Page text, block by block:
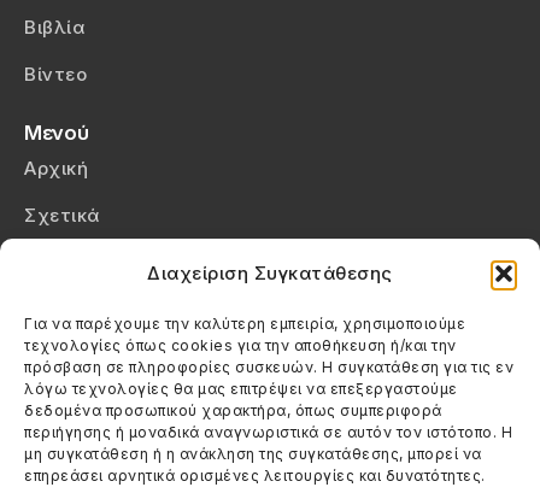
Διαχείριση Συγκατάθεσης
Για να παρέχουμε την καλύτερη εμπειρία, χρησιμοποιούμε
τεχνολογίες όπως cookies για την αποθήκευση ή/και την
πρόσβαση σε πληροφορίες συσκευών. Η συγκατάθεση για τις εν
λόγω τεχνολογίες θα μας επιτρέψει να επεξεργαστούμε
δεδομένα προσωπικού χαρακτήρα, όπως συμπεριφορά
περιήγησης ή μοναδικά αναγνωριστικά σε αυτόν τον ιστότοπο. Η
μη συγκατάθεση ή η ανάκληση της συγκατάθεσης, μπορεί να
επηρεάσει αρνητικά ορισμένες λειτουργίες και δυνατότητες.
Βιβλία
Βίντεο
Μενού
Αρχική
Σχετικά
Πολιτική Cookies (ΕΕ)
Στοιχεία Επικοινωνίας
Καλεσέ μας
(+30) 6974123481